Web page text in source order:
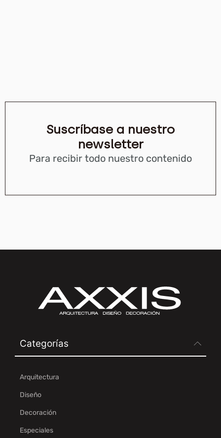
Suscríbase a nuestro
newsletter
Para recibir todo nuestro contenido
Categorías
Arquitectura
Diseño
Decoración
Especiales